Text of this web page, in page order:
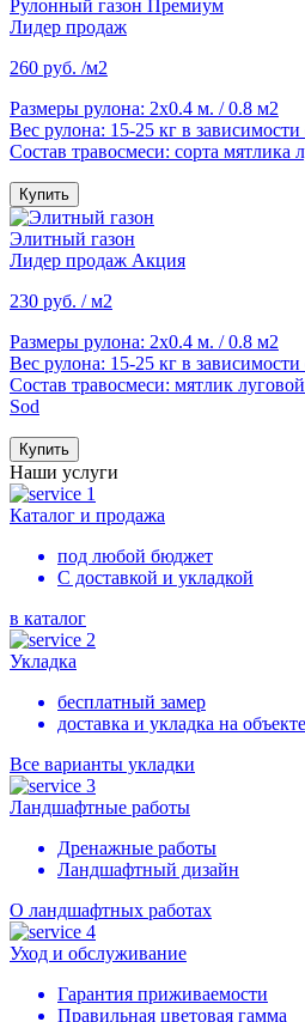
Рулонный газон Премиум
Лидер продаж
260 руб. /м2
Размеры рулона: 2х0.4 м. / 0.8 м2
Вес рулона: 15-25 кг в зависимости
Состав травосмеси: сорта мятлика
Купить
Элитный газон
Лидер продаж Акция
230 руб. / м2
Размеры рулона: 2х0.4 м. / 0.8 м2
Вес рулона: 15-25 кг в зависимости
Состав травосмеси: мятлик
Sod
Купить
Наши услуги
Каталог и продажа
под любой бюджет
С доставкой и укладкой
в каталог
Укладка
бесплатный замер
доставка и укладка на объекте
Все варианты укладки
Ландшафтные работы
Дренажные работы
Ландшафтный дизайн
О ландшафтных работах
Уход и обслуживание
Гарантия приживаемости
Правильная цветовая гамма